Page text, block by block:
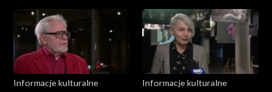
Informacje kulturalne
Informacje kulturalne